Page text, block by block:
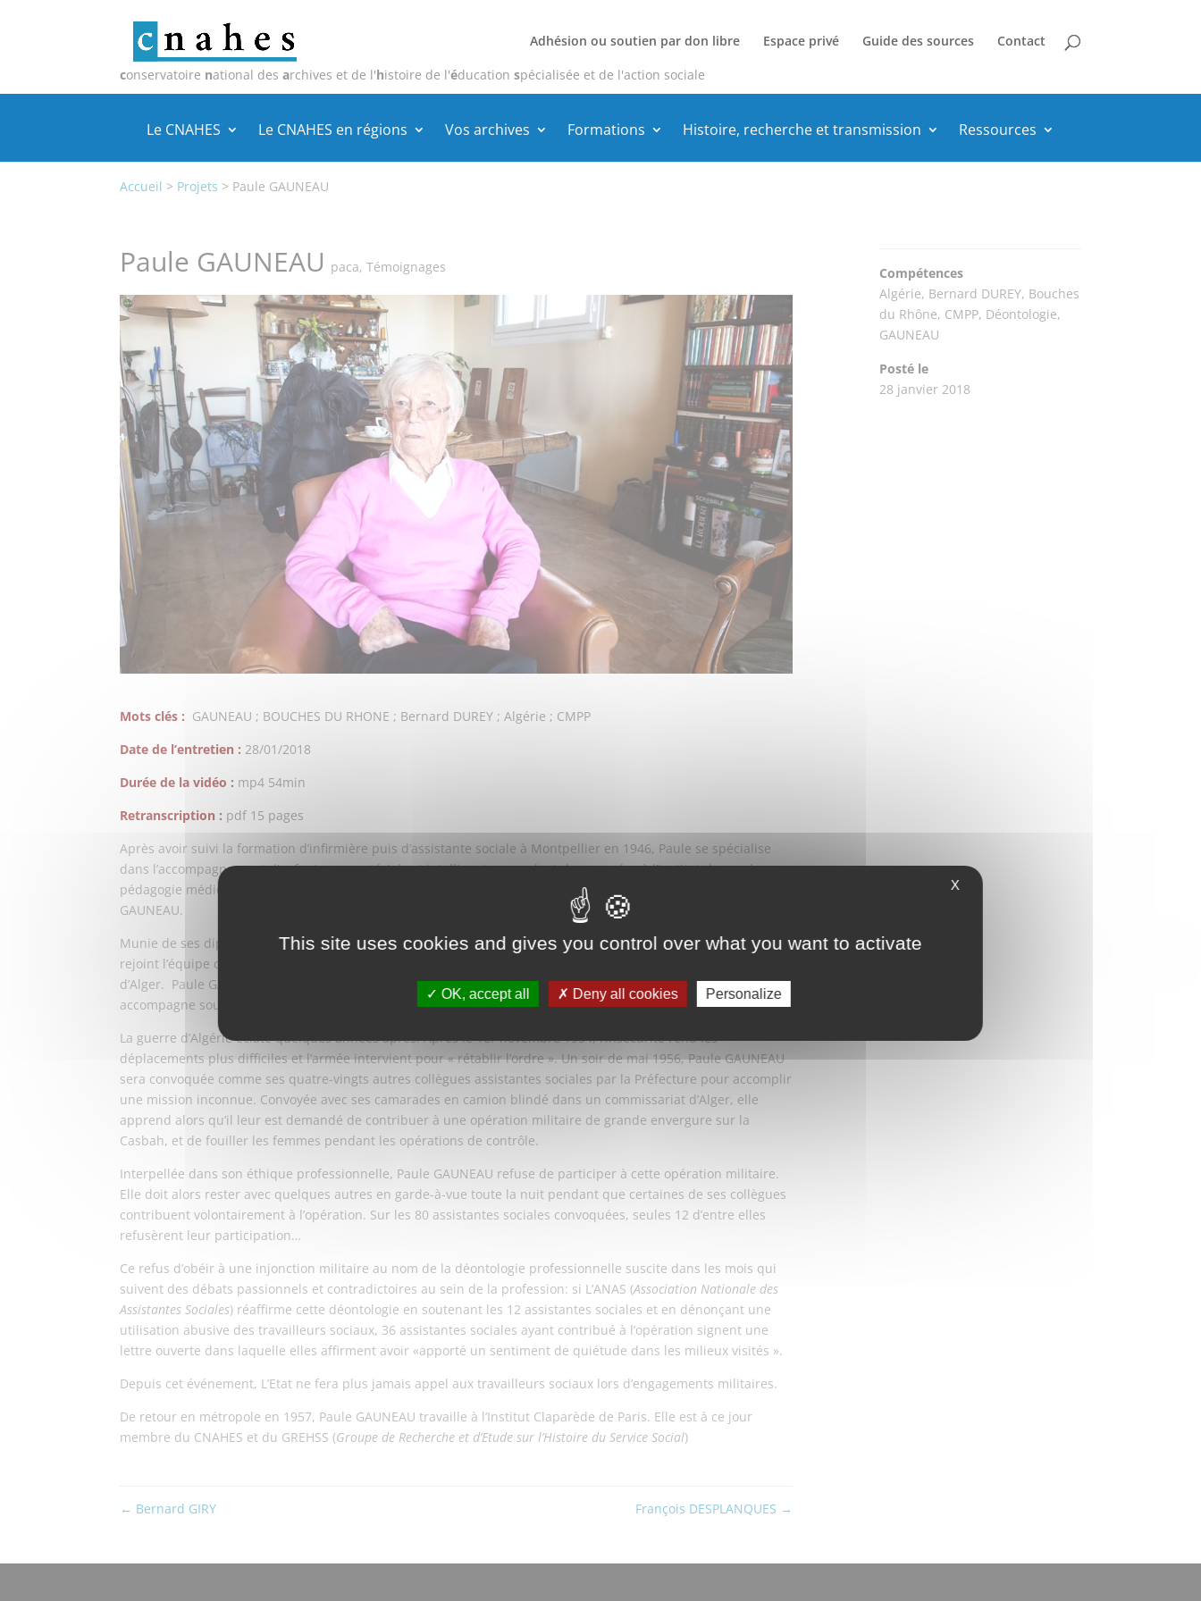
Adhésion ou soutien par don libre Espace privé Guide des sources
Contact
conservatoire national desarchives et de l'histoire de l'éducationspécialisée et de l'action sociale
Le CNAHES Le CNAHES en régions Vos archives Formations Histoire, recherche et transmission Ressources
Accueil > Projets > Paule GAUNEAU
Paule GAUNEAU paca,Témoignages
Mots clés : GAUNEAU ; BOUCHES DU RHONE ; Bernard DUREY ; Algérie ; CMPP
Date de l’entretien : 28/01/2018
Durée de la vidéo : mp4 54min
Retranscription : pdf 15 pages
Après avoir suivi la formation d’infirmière puis d’assistante sociale à Montpellier en 1946, Paule se spécialise
dans l’accompagnement d’enfants « caractériels et intelligents » pendant deux années à l’institut de psycho-
pédagogie médico-sociale du professeur LAFON. Elle y fait la connaissance de son futur mari Jacques
GAUNEAU.
Munie de ses diplômes, elle occupe son premier poste à 25 ans en 1950 en Algérie où, avec son mari, elle
rejoint l’équipe de Bernard DUREY qui vient de créer un centre médical psycho-pédagogique à Douera près
d’Alger. Paule GAUNEAU intervient aussi à domicile auprès des enfants algériens de la Casbah, qu’elle
accompagne souvent en Métropole lorsqu’il s’agit de placement en IMP (Institut Médico-Pédagogique).
La guerre d’Algérie éclate quelques années après. Après le 1er novembre 1954, l’insécurité rend les
déplacements plus difficiles et l’armée intervient pour « rétablir l’ordre ». Un soir de mai 1956, Paule GAUNEAU
sera convoquée comme ses quatre-vingts autres collègues assistantes sociales par la Préfecture pour accomplir
une mission inconnue. Convoyée avec ses camarades en camion blindé dans un commissariat d’Alger, elle
apprend alors qu’il leur est demandé de contribuer à une opération militaire de grande envergure sur la
Casbah, et de fouiller les femmes pendant les opérations de contrôle.
Interpellée dans son éthique professionnelle, Paule GAUNEAU refuse de participer à cette opération militaire.
Elle doit alors rester avec quelques autres en garde-à-vue toute la nuit pendant que certaines de ses collègues
contribuent volontairement à l’opération. Sur les 80 assistantes sociales convoquées, seules 12 d’entre elles
refusèrent leur participation…
Ce refus d’obéir à une injonction militaire au nom de la déontologie professionnelle suscite dans les mois qui
suivent des débats passionnels et contradictoires au sein de la profession: si L’ANAS (Association Nationale des
Assistantes Sociales) réaffirme cette déontologie en soutenant les 12 assistantes sociales et en dénonçant une
utilisation abusive des travailleurs sociaux, 36 assistantes sociales ayant contribué à l’opération signent une
lettre ouverte dans laquelle elles affirment avoir «apporté un sentiment de quiétude dans les milieux visités ».
Depuis cet événement, L’Etat ne fera plus jamais appel aux travailleurs sociaux lors d’engagements militaires.
De retour en métropole en 1957, Paule GAUNEAU travaille à l’Institut Claparède de Paris. Elle est à ce jour
membre du CNAHES et du GREHSS (Groupe de Recherche et d’Etude sur l’Histoire du Service Social)
← Bernard GIRY François DESPLANQUES →
Compétences
Algérie, Bernard DUREY, Bouches
du Rhône, CMPP, Déontologie,
GAUNEAU
Posté le
28 janvier 2018
X
This site uses cookies and gives you control over what you want to activate
OK, accept all Deny all cookies Personalize